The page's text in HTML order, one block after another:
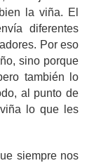
la viña. El
diferentes
Por eso
sino porque
también lo
al punto de
lo que les
siempre nos